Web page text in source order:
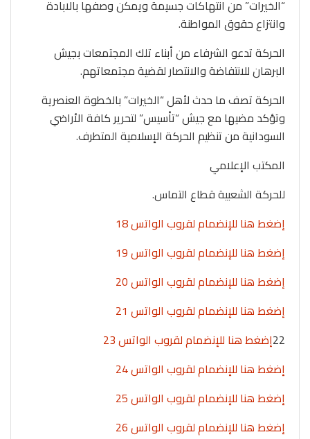
“الخيرات” من انتهاكات جسيمة ويمكن وصفها بالابادة
وانتزاع حقوق المواطنة.
الحركة تدعو الشرفاء من أبناء تلك المجتمعات بجيش
البرهان للانتفاضة والانتصار لقضية مجتمعاتهم.
الحركة تصف ما حدث لأهل “الخيرات” بالخطوة العنصرية
وتؤكد مضيها مع جيش “تأسيس” لتحرير كافة الأراضي
السودانية من تنظيم الحركة الإسلامية المتطرف.
المكتب الإعلامي
للحركة الشعبية قطاع التماس.
إضغط هنا للإنضمام لقروب الواتس 18
إضغط هنا للإنضمام لقروب الواتس 19
إضغط هنا للإنضمام لقروب الواتس 20
إضغط هنا للإنضمام لقروب الواتس 21
22إضغط هنا للإنضمام لقروب الواتس 23
إضغط هنا للإنضمام لقروب الواتس 24
إضغط هنا للإنضمام لقروب الواتس 25
إضغط هنا للإنضمام لقروب الواتس 26